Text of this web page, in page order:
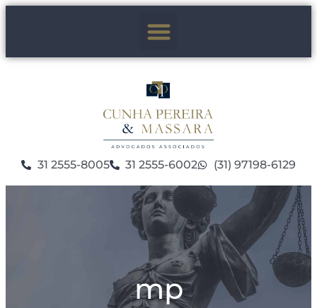
31 2555-8005 31 2555-6002 (31) 97198-6129
mp